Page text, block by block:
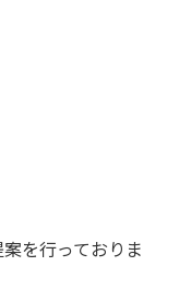
を行っておりま